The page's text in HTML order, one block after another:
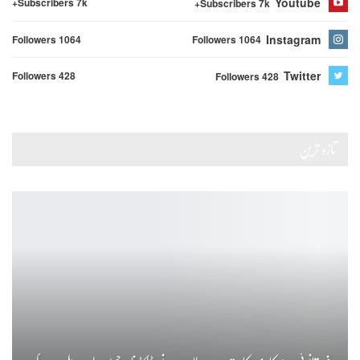
Subscribers 7k+
Instagram
Followers 1064
Followers 1064
Twitter
Followers 428
Followers 428